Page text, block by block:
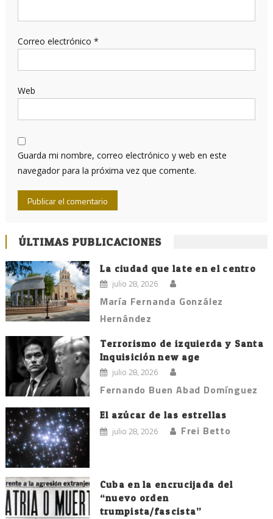
Correo electrónico *
Web
Guarda mi nombre, correo electrónico y web en este
navegador para la próxima vez que comente.
ÚLTIMAS PUBLICACIONES
La ciudad que late en el centro
julio 28, 2026
María Fernanda González
Hernández
Terrorismo de izquierda y Santa
Inquisición new age
julio 28, 2026
Fernando Buen Abad Domínguez
El azúcar de las estrellas
julio 28, 2026 Frei Betto
Cuba en la encrucijada del
“nuevo orden
trumpista/fascista”